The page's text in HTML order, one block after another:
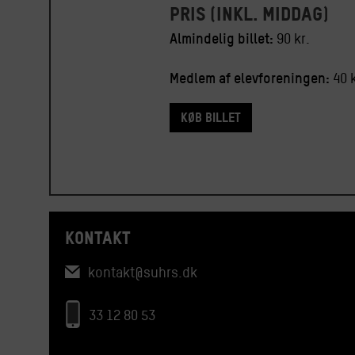
Pris (inkl. middag)
Almindelig billet: 90 kr.
Medlem af elevforeningen: 40
Køb billet
KONTAKT
kontakt@suhrs.dk
33 12 80 53